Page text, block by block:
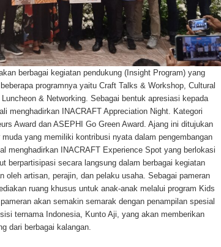
berbagai kegiatan pendukung (Insight Program) yang
programnya yaitu Craft Talks & Workshop, Cultural
& Networking. Sebagai bentuk apresiasi kepada
menghadirkan INACRAFT Appreciation Night. Kategori
Award dan ASEPHI Go Green Award. Ajang ini ditujukan
yang memiliki kontribusi nyata dalam pengembangan
menghadirkan INACRAFT Experience Spot yang berlokasi
berpartisipasi secara langsung dalam berbagai kegiatan
oleh artisan, perajin, dan pelaku usaha. Sebagai pameran
ruang khusus untuk anak-anak melalui program Kids
akan semakin semarak dengan penampilan spesial
ternama Indonesia, Kunto Aji, yang akan memberikan
dari berbagai kalangan.